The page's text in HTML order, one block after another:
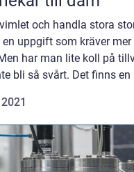
och handla stora
uppgift som kräver mer
har man lite koll på
bli så svårt. Det finns en